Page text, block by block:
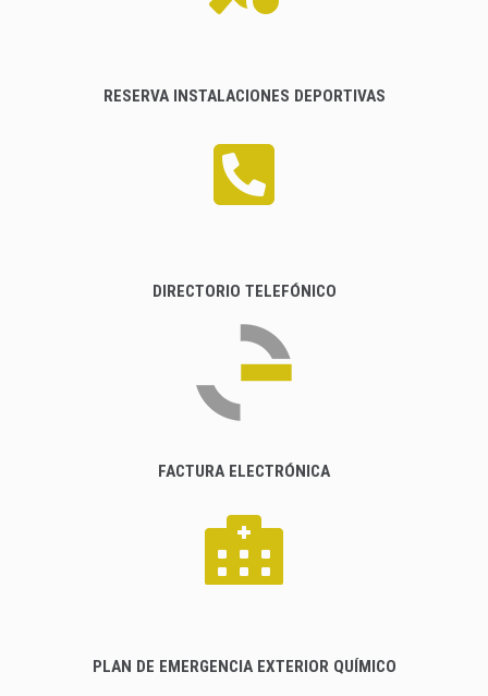
RESERVA INSTALACIONES DEPORTIVAS
DIRECTORIO TELEFÓNICO
FACTURA ELECTRÓNICA
PLAN DE EMERGENCIA EXTERIOR QUÍMICO